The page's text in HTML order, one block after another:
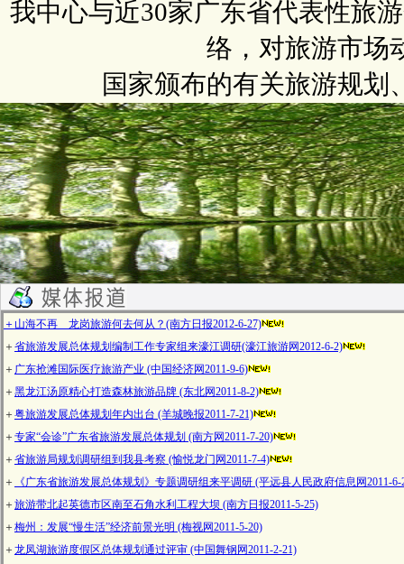
我中心与近30家广东省代表性旅
络，对旅游市场
国家颁布的有关旅游规划
＋ 山海不再 龙岗旅游何去何从？(南方日报2012-6-27)
＋ 省旅游发展总体规划编制工作专家组来濠江调研(濠江旅游网2012-6-2)
＋ 广东抢滩国际医疗旅游产业 (中国经济网2011-9-6)
＋ 黑龙江汤原精心打造森林旅游品牌 (东北网2011-8-2)
＋ 粤旅游发展总体规划年内出台 (羊城晚报2011-7-21)
＋ 专家“会诊”广东省旅游发展总体规划 (南方网2011-7-20)
＋ 省旅游局规划调研组到我县考察 (愉悦龙门网2011-7-4)
＋
《广东省旅游发展总体规划》专题调研组来平调研 (平远县人民政府信息网2011-6-
＋ 旅游带北起英德市区南至石角水利工程大坝 (南方日报2011-5-25)
＋ 梅州：发展“慢生活”经济前景光明 (梅视网2011-5-20)
＋ 龙凤湖旅游度假区总体规划通过评审 (中国舞钢网2011-2-21)